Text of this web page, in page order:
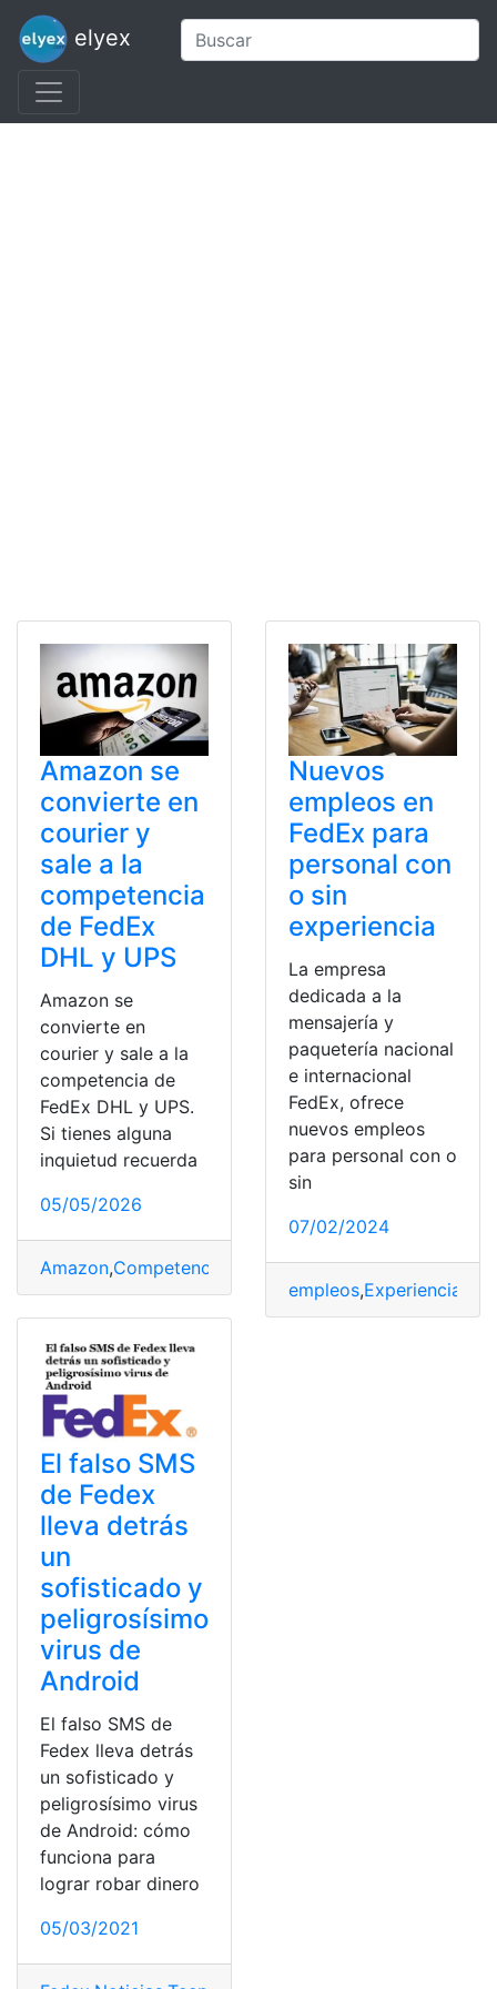
elyex
Amazon se
convierte en
courier y
sale a la
competencia
de FedEx
DHL y UPS
Amazon se
convierte en
courier y sale a la
competencia de
FedEx DHL y UPS.
Si tienes alguna
inquietud recuerda
05/05/2026
Amazon,Competencia Courier,DHL,Fedex,UPS
Nuevos
empleos en
FedEx para
personal con
o sin
experiencia
La empresa
dedicada a la
mensajería y
paquetería nacional
e internacional
FedEx, ofrece
nuevos empleos
para personal con o
sin
07/02/2024
empleos,Experiencia
El falso SMS
de Fedex
lleva detrás
un
sofisticado y
peligrosísimo
virus de
Android
El falso SMS de
Fedex lleva detrás
un sofisticado y
peligrosísimo virus
de Android: cómo
funciona para
lograr robar dinero
05/03/2021